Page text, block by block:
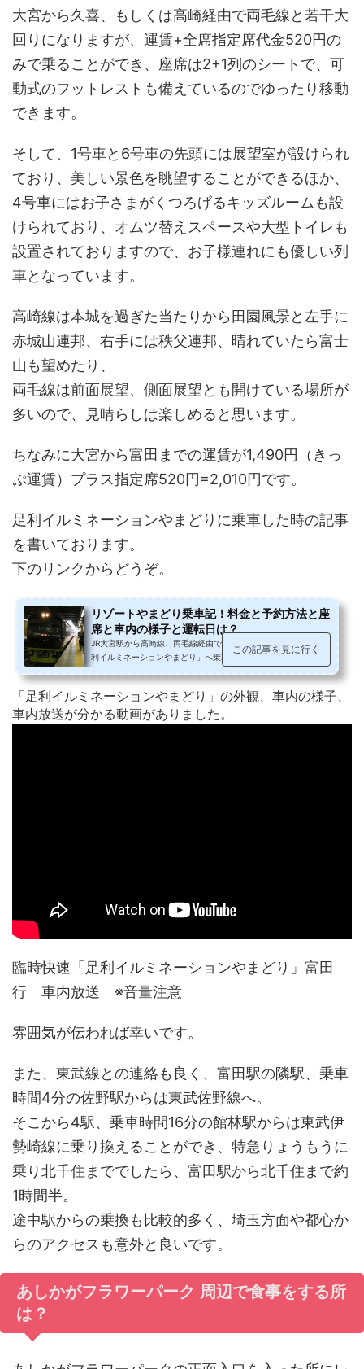
大宮から久喜、もしくは高崎経由で両毛線と若干大
回りになりますが、運賃+全席指定席代金520円の
みで乗ることができ、座席は2+1列のシートで、可
動式のフットレストも備えているのでゆったり移動
できます。
そして、1号車と6号車の先頭には展望室が設けられ
ており、美しい景色を眺望することができるほか、
4号車にはお子さまがくつろげるキッズルームも設
けられており、オムツ替えスペースや大型トイレも
設置されておりますので、お子様連れにも優しい列
車となっています。
高崎線は本城を過ぎた当たりから田園風景と左手に
赤城山連邦、右手には秩父連邦、晴れていたら富士
山も望めたり、
両毛線は前面展望、側面展望とも開けている場所が
多いので、見晴らしは楽しめると思います。
ちなみに大宮から富田までの運賃が1,490円（きっ
ぷ運賃）プラス指定席520円=2,010円です。
足利イルミネーションやまどりに乗車した時の記事
を書いております。
下のリンクからどうぞ。
リゾートやまどり乗車記！料金と予約方法と座
席と車内の様子と運転日は？
JR大宮駅から高崎線、両毛線経由で、富田駅までの臨時列車「足
利イルミネーションやまどり」へ乗車しました。全席指定で料金
この記事を見に行く
「足利イルミネーションやまどり」の外観、車内の様子、
車内放送が分かる動画がありました。
臨時快速「足利イルミネーションやまどり」富田
行 車内放送 ※音量注意
雰囲気が伝われば幸いです。
また、東武線との連絡も良く、富田駅の隣駅、乗車
時間4分の佐野駅からは東武佐野線へ。
そこから4駅、乗車時間16分の館林駅からは東武伊
勢崎線に乗り換えることができ、特急りょうもうに
乗り北千住まででしたら、富田駅から北千住まで約
1時間半。
途中駅からの乗換も比較的多く、埼玉方面や都心か
らのアクセスも意外と良いです。
あしかがフラワーパーク 周辺で食事をする所
は？